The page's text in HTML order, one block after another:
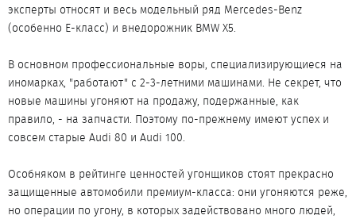
эксперты относят и весь модельный ряд Mercedes-Benz
(особенно Е-класс) и внедорожник BMW X5.
В основном профессиональные воры, специализирующиеся на
иномарках, "работают" с 2-3-летними машинами. Не секрет, что
новые машины угоняют на продажу, подержанные, как
правило, - на запчасти. Поэтому по-прежнему имеют успех и
совсем старые Audi 80 и Audi 100.
Особняком в рейтинге ценностей угонщиков стоят прекрасно
защищенные автомобили премиум-класса: они угоняются реже,
но операции по угону, в которых задействовано много людей,